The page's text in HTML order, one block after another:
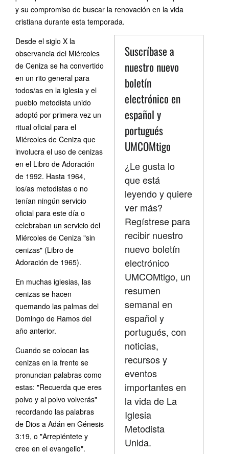
y su compromiso de buscar la renovación en la vida
cristiana durante esta temporada.
Suscríbase a
nuestro nuevo
boletín
electrónico en
español y
portugués
UMCOMtigo
¿Le gusta lo
que está
leyendo y quiere
ver más?
Regístrese para
recibir nuestro
nuevo boletín
electrónico
UMCOMtigo, un
resumen
semanal en
español y
portugués, con
noticias,
recursos y
eventos
importantes en
la vida de La
Iglesia
Metodista
Unida.
Desde el siglo X la
observancia del Miércoles
de Ceniza se ha convertido
en un rito general para
todos/as en la iglesia y el
pueblo metodista unido
adoptó por primera vez un
ritual oficial para el
Miércoles de Ceniza que
involucra el uso de cenizas
en el Libro de Adoración
de 1992. Hasta 1964,
los/as metodistas o no
tenían ningún servicio
oficial para este día o
celebraban un servicio del
Miércoles de Ceniza "sin
cenizas" (Libro de
Adoración de 1965).
En muchas iglesias, las
cenizas se hacen
quemando las palmas del
Domingo de Ramos del
año anterior.
Cuando se colocan las
cenizas en la frente se
pronuncian palabras como
estas: "Recuerda que eres
polvo y al polvo volverás"
recordando las palabras
de Dios a Adán en Génesis
3:19, o "Arrepiéntete y
cree en el evangelio".